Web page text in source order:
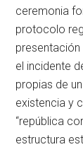
ceremonia
protocolo
el incidente
propias de
existencia y
“república
estructura